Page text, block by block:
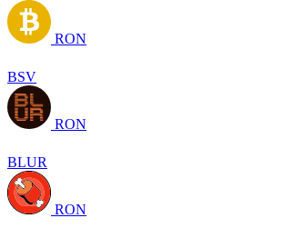
RON
BSV
RON
BLUR
RON